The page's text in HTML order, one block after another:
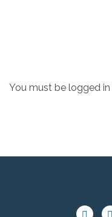
You must be logged in